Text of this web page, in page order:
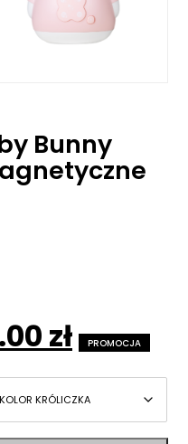
Bunny
zł
cena
wynosi:
PROMOCJA